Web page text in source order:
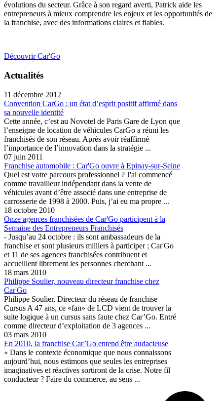
évolutions du secteur. Grâce à son regard averti, Patrick aide les
entrepreneurs à mieux comprendre les enjeux et les opportunités de
la franchise, avec des informations claires et fiables.
Découvrir Car'Go
Actualités
11 décembre 2012
Convention CarGo : un état d’esprit positif affirmé dans
sa nouvelle identité
Cette année, c’est au Novotel de Paris Gare de Lyon que
l’enseigne de location de véhicules CarGo a réuni les
franchisés de son réseau. Après avoir réaffirmé
l’importance de l’innovation dans la stratégie ...
07 juin 2011
Franchise automobile : Car'Go ouvre à Epinay-sur-Seine
Quel est votre parcours professionnel ? J'ai commencé
comme travailleur indépendant dans la vente de
véhicules avant d’être associé dans une entreprise de
carrosserie de 1998 à 2000. Puis, j’ai eu ma propre ...
18 octobre 2010
Onze agences franchisées de Car'Go participent à la
Semaine des Entrepreneurs Franchisés
- Jusqu’au 24 octobre : ils sont ambassadeurs de la
franchise et sont plusieurs milliers à participer ; Car'Go
et 11 de ses agences franchisées contribuent et
accueillent librement les personnes cherchant ...
18 mars 2010
Philippe Soulier, nouveau directeur franchise chez
Car'Go
Philippe Soulier, Directeur du réseau de franchise
Cursus A 47 ans, ce «fan» de LCD vient de trouver la
suite logique à un cursus sans faute chez Car’Go. Entré
comme directeur d’exploitation de 3 agences ...
03 mars 2010
En 2010, la franchise Car’Go entend être audacieuse
« Dans le contexte économique que nous connaissons
aujourd’hui, nous estimons que seules les entreprises
imaginatives et réactives sortiront de la crise. Notre fil
conducteur ? Faire du commerce, au sens ...